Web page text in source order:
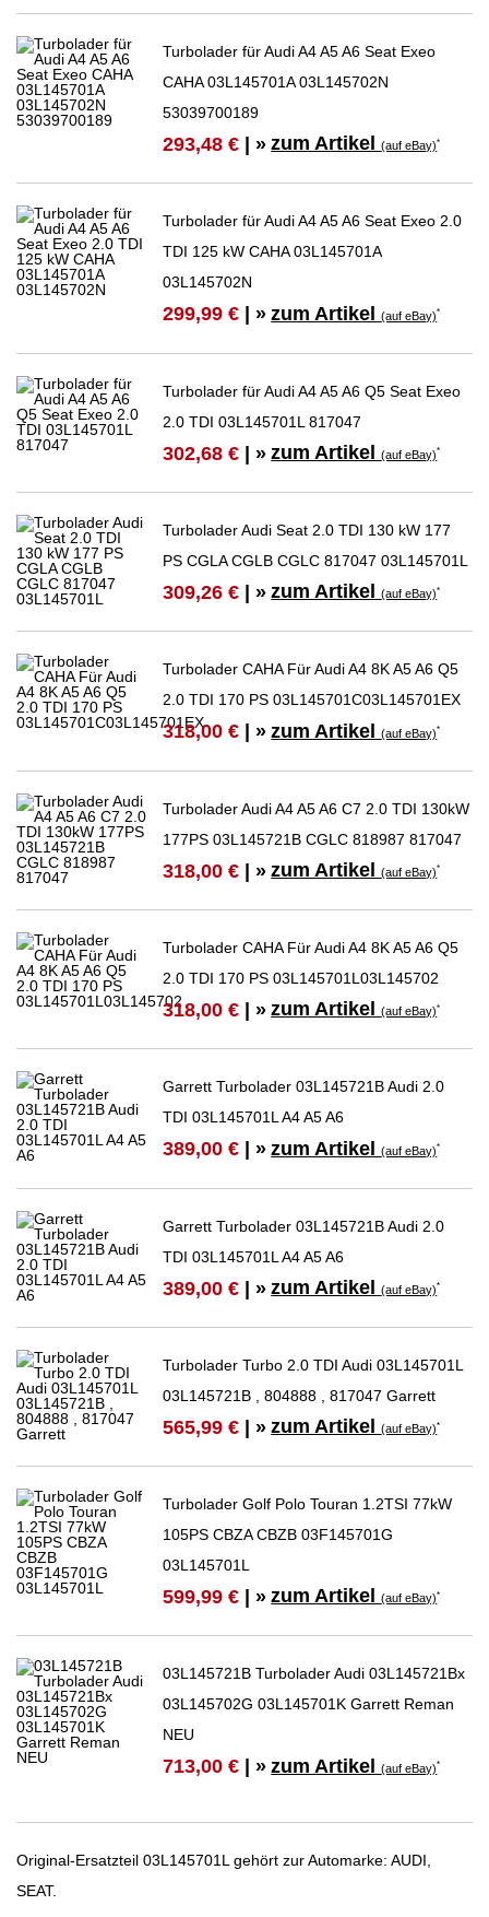
Turbolader für Audi A4 A5 A6 Seat Exeo
CAHA 03L145701A 03L145702N
53039700189
293,48 € | » zum Artikel(auf eBay)*
Turbolader für Audi A4 A5 A6 Seat Exeo 2.0
TDI 125 kW CAHA 03L145701A
03L145702N
299,99 € | » zum Artikel(auf eBay)*
Turbolader für Audi A4 A5 A6 Q5 Seat Exeo
2.0 TDI 03L145701L 817047
302,68 € | » zum Artikel(auf eBay)*
Turbolader Audi Seat 2.0 TDI 130 kW 177
PS CGLA CGLB CGLC 817047 03L145701L
309,26 € | » zum Artikel(auf eBay)*
Turbolader CAHA Für Audi A4 8K A5 A6 Q5
2.0 TDI 170 PS 03L145701C03L145701EX
318,00 € | » zum Artikel(auf eBay)*
Turbolader Audi A4 A5 A6 C7 2.0 TDI 130kW
177PS 03L145721B CGLC 818987 817047
318,00 € | » zum Artikel(auf eBay)*
Turbolader CAHA Für Audi A4 8K A5 A6 Q5
2.0 TDI 170 PS 03L145701L03L145702
318,00 € | » zum Artikel(auf eBay)*
Garrett Turbolader 03L145721B Audi 2.0
TDI 03L145701L A4 A5 A6
389,00 € | » zum Artikel(auf eBay)*
Garrett Turbolader 03L145721B Audi 2.0
TDI 03L145701L A4 A5 A6
389,00 € | » zum Artikel(auf eBay)*
Turbolader Turbo 2.0 TDI Audi 03L145701L
03L145721B , 804888 , 817047 Garrett
565,99 € | » zum Artikel(auf eBay)*
Turbolader Golf Polo Touran 1.2TSI 77kW
105PS CBZA CBZB 03F145701G
03L145701L
599,99 € | » zum Artikel(auf eBay)*
03L145721B Turbolader Audi 03L145721Bx
03L145702G 03L145701K Garrett Reman
NEU
713,00 € | » zum Artikel(auf eBay)*
Original-Ersatzteil 03L145701L gehört zur Automarke: AUDI,
SEAT.